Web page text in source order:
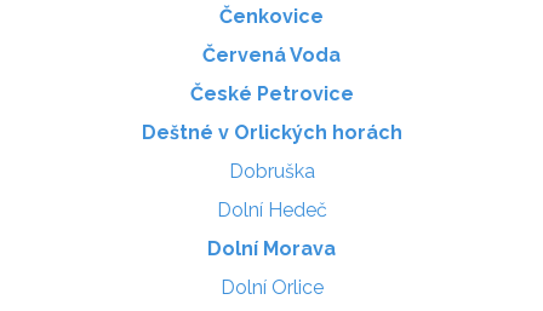
Čenkovice
Červená Voda
České Petrovice
Deštné v Orlických horách
Dobruška
Dolní Hedeč
Dolní Morava
Dolní Orlice